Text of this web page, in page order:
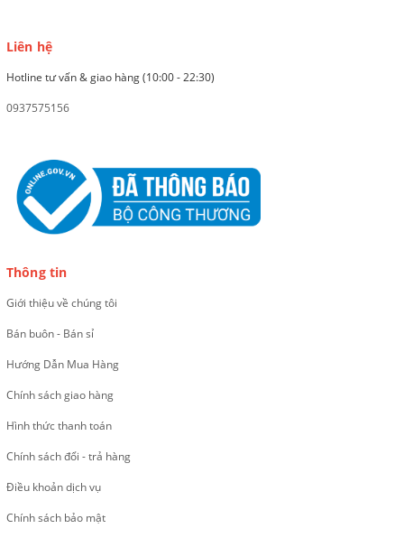
Liên hệ
Hotline tư vấn & giao hàng (10:00 - 22:30)
0937575156
Thông tin
Giới thiệu về chúng tôi
Bán buôn - Bán sỉ
Hướng Dẫn Mua Hàng
Chính sách giao hàng
Hình thức thanh toán
Chính sách đổi - trả hàng
Điều khoản dịch vụ
Chính sách bảo mật